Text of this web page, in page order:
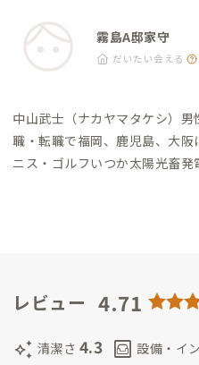
めします
霧島A邸家守
だいたい会える
中山武士（ナカヤマタケシ）
職・転職で福岡、鹿児島、大阪
ニス・ゴルフいつか太陽光畜発
現在は、補修しながらど
深く周辺地域の魅力を掘り起こ
レビュー 4.71
auto_awesome 清潔さ 4.3 living 設備・イ